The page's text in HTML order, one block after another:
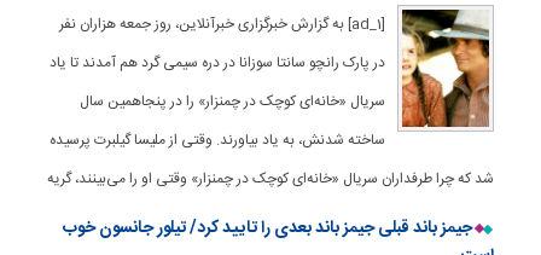
[ad_1] به گزارش خبرگزاری خبرآنلاین، روز جمعه هزاران نفر
در پارک رانچو سانتا سوزانا در دره سیمی گرد هم آمدند تا یاد
سریال «خانه‌ای کوچک در چمنزار» را در پنجاهمین سال
ساخته شدنش، به یاد بیاورند. وقتی از ملیسا گیلبرت پرسیده
شد که چرا طرفداران سریال «خانه‌ای کوچک در چمنزار» وقتی او را می‌بینند، گریه
جیمز باند قبلی جیمز باند بعدی را تایید کرد/ تیلور جانسون خوب